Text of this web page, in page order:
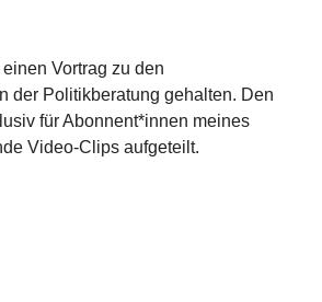
Vortrag zu den
der Politikberatung gehalten. Den
für Abonnent*innen meines
Video-Clips aufgeteilt.